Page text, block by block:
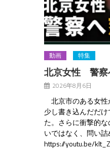
動画 特集
北京女性 警察
2026年8月6日
北京市のある女性
少し書き込んだだ
た。さらに衝撃的
いではなく、問い詰
https://youtu.be/